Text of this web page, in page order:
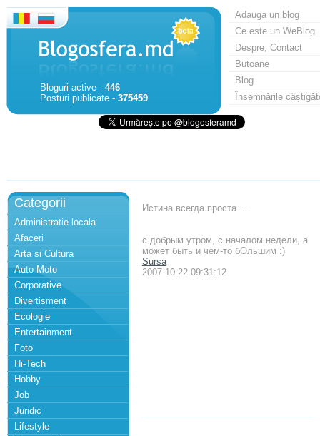
Bloguri active - 446
Posturi publicate - 375459
Adauga un blog
Ce este un WeBlog
Despre, Contact
Butoane
Blog
Însemnările
Categorii
Administratie locala
Afaceri
Arta si Cultura
Auto Moto
Corporative
Divertisment
Ecologie
Entertainment
Foto
Hi-Tech
Hobby
Job
Juridic
Lifestyle
Истина всегда проста....
с добрым утром, с началом недели, а
может быть и чем-то бОльшим :)
Sursa
2007-10-22 09:31:12